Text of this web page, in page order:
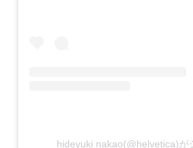
hideyuki nakao(@helvetica)が